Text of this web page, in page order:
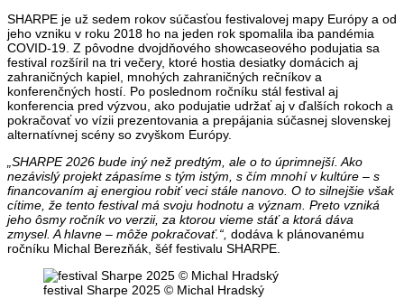
SHARPE je už sedem rokov súčasťou festivalovej mapy Európy a od
jeho vzniku v roku 2018 ho na jeden rok spomalila iba pandémia
COVID-19. Z pôvodne dvojdňového showcaseového podujatia sa
festival rozšíril na tri večery, ktoré hostia desiatky domácich aj
zahraničných kapiel, mnohých zahraničných rečníkov a
konferenčných hostí. Po poslednom ročníku stál festival aj
konferencia pred výzvou, ako podujatie udržať aj v ďalších rokoch a
pokračovať vo vízii prezentovania a prepájania súčasnej slovenskej
alternatívnej scény so zvyškom Európy.
„SHARPE 2026 bude iný než predtým, ale o to úprimnejší. Ako
nezávislý projekt zápasíme s tým istým, s čím mnohí v kultúre – s
financovaním aj energiou robiť veci stále nanovo. O to silnejšie však
cítime, že tento festival má svoju hodnotu a význam. Preto vzniká
jeho ôsmy ročník vo verzii, za ktorou vieme stáť a ktorá dáva
zmysel. A hlavne – môže pokračovať.“, dodáva k plánovanému
ročníku Michal Berezňák, šéf festivalu SHARPE.
festival Sharpe 2025 © Michal Hradský